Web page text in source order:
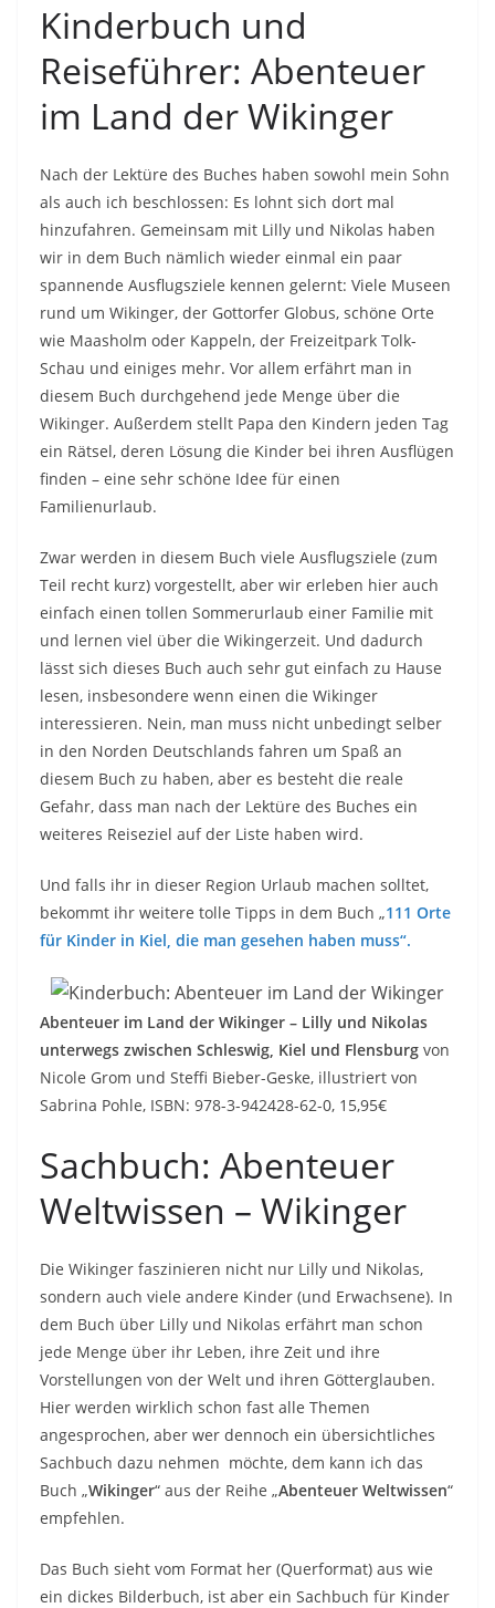
Kinderbuch und
Reiseführer: Abenteuer
im Land der Wikinger
Nach der Lektüre des Buches haben sowohl mein Sohn
als auch ich beschlossen: Es lohnt sich dort mal
hinzufahren. Gemeinsam mit Lilly und Nikolas haben
wir in dem Buch nämlich wieder einmal ein paar
spannende Ausflugsziele kennen gelernt: Viele Museen
rund um Wikinger, der Gottorfer Globus, schöne Orte
wie Maasholm oder Kappeln, der Freizeitpark Tolk-
Schau und einiges mehr. Vor allem erfährt man in
diesem Buch durchgehend jede Menge über die
Wikinger. Außerdem stellt Papa den Kindern jeden Tag
ein Rätsel, deren Lösung die Kinder bei ihren Ausflügen
finden – eine sehr schöne Idee für einen
Familienurlaub.
Zwar werden in diesem Buch viele Ausflugsziele (zum
Teil recht kurz) vorgestellt, aber wir erleben hier auch
einfach einen tollen Sommerurlaub einer Familie mit
und lernen viel über die Wikingerzeit. Und dadurch
lässt sich dieses Buch auch sehr gut einfach zu Hause
lesen, insbesondere wenn einen die Wikinger
interessieren. Nein, man muss nicht unbedingt selber
in den Norden Deutschlands fahren um Spaß an
diesem Buch zu haben, aber es besteht die reale
Gefahr, dass man nach der Lektüre des Buches ein
weiteres Reiseziel auf der Liste haben wird.
Und falls ihr in dieser Region Urlaub machen solltet,
bekommt ihr weitere tolle Tipps in dem Buch „111 Orte
für Kinder in Kiel, die man gesehen haben muss“.
Abenteuer im Land der Wikinger – Lilly und Nikolas
unterwegs zwischen Schleswig, Kiel und Flensburg von
Nicole Grom und Steffi Bieber-Geske, illustriert von
Sabrina Pohle, ISBN: 978-3-942428-62-0, 15,95€
Sachbuch: Abenteuer
Weltwissen – Wikinger
Die Wikinger faszinieren nicht nur Lilly und Nikolas,
sondern auch viele andere Kinder (und Erwachsene). In
dem Buch über Lilly und Nikolas erfährt man schon
jede Menge über ihr Leben, ihre Zeit und ihre
Vorstellungen von der Welt und ihren Götterglauben.
Hier werden wirklich schon fast alle Themen
angesprochen, aber wer dennoch ein übersichtliches
Sachbuch dazu nehmen möchte, dem kann ich das
Buch „Wikinger“ aus der Reihe „Abenteuer Weltwissen“
empfehlen.
Das Buch sieht vom Format her (Querformat) aus wie
ein dickes Bilderbuch, ist aber ein Sachbuch für Kinder